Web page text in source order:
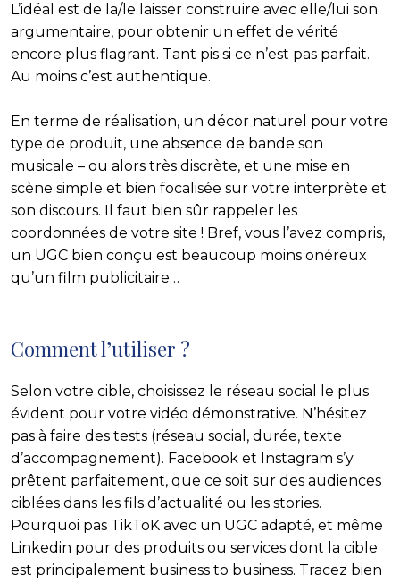
L’idéal est de la/le laisser construire avec elle/lui son
argumentaire, pour obtenir un effet de vérité
encore plus flagrant. Tant pis si ce n’est pas parfait.
Au moins c’est authentique.
En terme de réalisation, un décor naturel pour votre
type de produit, une absence de bande son
musicale – ou alors très discrète, et une mise en
scène simple et bien focalisée sur votre interprète et
son discours. Il faut bien sûr rappeler les
coordonnées de votre site ! Bref, vous l’avez compris,
un UGC bien conçu est beaucoup moins onéreux
qu’un film publicitaire…
Comment l’utiliser ?
Selon votre cible, choisissez le réseau social le plus
évident pour votre vidéo démonstrative. N’hésitez
pas à faire des tests (réseau social, durée, texte
d’accompagnement). Facebook et Instagram s’y
prêtent parfaitement, que ce soit sur des audiences
ciblées dans les fils d’actualité ou les stories.
Pourquoi pas TikToK avec un UGC adapté, et même
Linkedin pour des produits ou services dont la cible
est principalement business to business. Tracez bien